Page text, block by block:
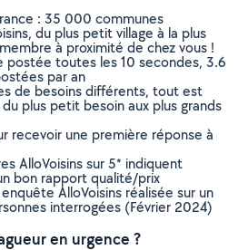
: 35 000 communes
du plus petit village à la plus
à proximité de chez vous !
postée toutes les 10 secondes, 3.6
par an
de besoins différents, tout est
plus petit besoin aux plus grands
recevoir une première réponse à
AlloVoisins sur 5* indiquent
bon rapport qualité/prix
AlloVoisins réalisée sur un
interrogées (Février 2024)
en urgence ?